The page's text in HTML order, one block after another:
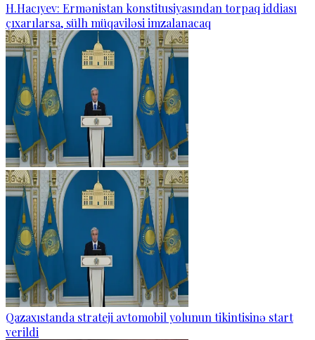
H.Hacıyev: Ermənistan konstitusiyasından torpaq iddiası
çıxarılarsa, sülh müqaviləsi imzalanacaq
Qazaxıstanda strateji avtomobil yolunun tikintisinə start
verildi